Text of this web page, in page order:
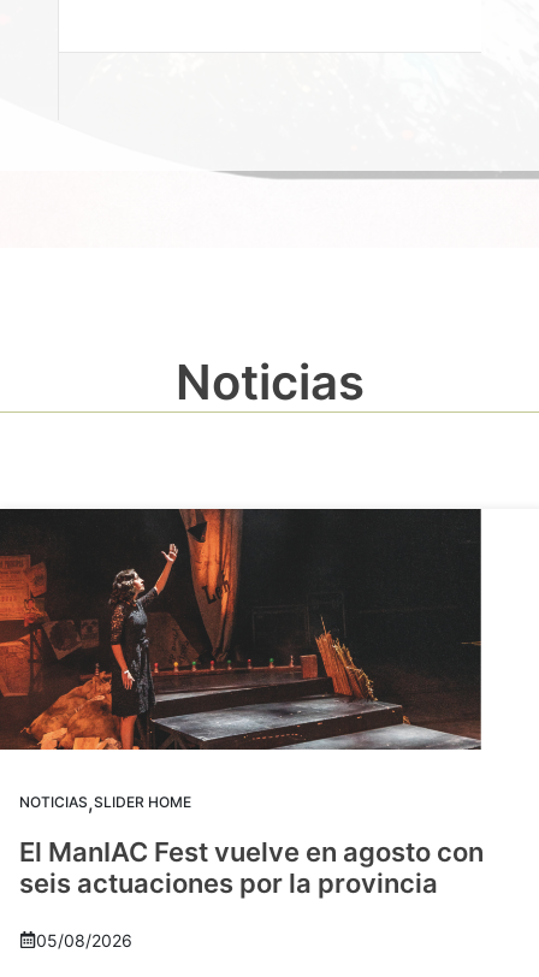
Noticias
NOTICIAS,SLIDER HOME
El ManIAC Fest vuelve en agosto con
seis actuaciones por la provincia
05/08/2026